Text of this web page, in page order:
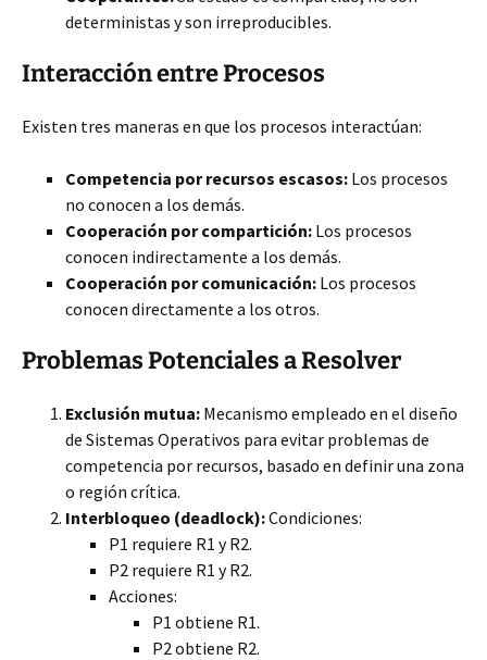
deterministas y son irreproducibles.
Interacción entre Procesos
Existen tres maneras en que los procesos interactúan:
Competencia por recursos escasos: Los procesos
no conocen a los demás.
Cooperación por compartición: Los procesos
conocen indirectamente a los demás.
Cooperación por comunicación: Los procesos
conocen directamente a los otros.
Problemas Potenciales a Resolver
Exclusión mutua: Mecanismo empleado en el diseño
de Sistemas Operativos para evitar problemas de
competencia por recursos, basado en definir una zona
o región crítica.
Interbloqueo (deadlock):Condiciones:
P1 requiere R1 y R2.
P2 requiere R1 y R2.
Acciones:
P1 obtiene R1.
P2 obtiene R2.